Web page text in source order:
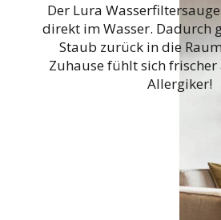
Der Lura
direkt im Wasser. Dadurch
Staub zurück in die
Zuhause fühlt sich
Allergiker!